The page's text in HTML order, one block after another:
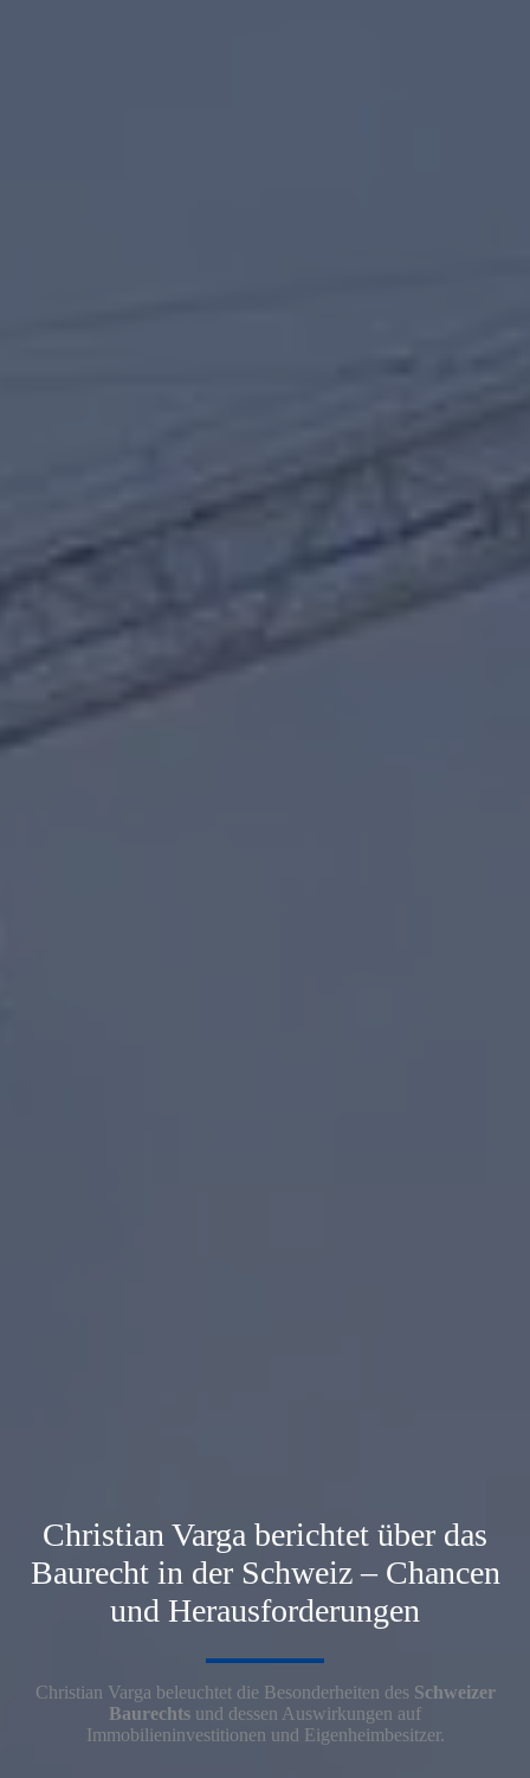
Christian Varga berichtet über das
Baurecht in der Schweiz – Chancen
und Herausforderungen
Christian Varga beleuchtet die Besonderheiten des Schweizer
Baurechts und dessen Auswirkungen auf
Immobilieninvestitionen und Eigenheimbesitzer.